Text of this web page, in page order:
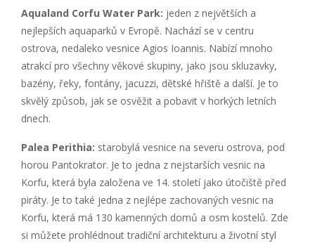
Aqualand Corfu Water Park: jeden z největších a
nejlepších aquaparků v Evropě. Nachází se v centru
ostrova, nedaleko vesnice Agios Ioannis. Nabízí mnoho
atrakcí pro všechny věkové skupiny, jako jsou skluzavky,
bazény, řeky, fontány, jacuzzi, dětské hřiště a další. Je to
skvělý způsob, jak se osvěžit a pobavit v horkých letních
dnech.
Palea Perithia: starobylá vesnice na severu ostrova, pod
horou Pantokrator. Je to jedna z nejstarších vesnic na
Korfu, která byla založena ve 14. století jako útočiště před
piráty. Je to také jedna z nejlépe zachovaných vesnic na
Korfu, která má 130 kamenných domů a osm kostelů. Zde
si můžete prohlédnout tradiční architekturu a životní styl